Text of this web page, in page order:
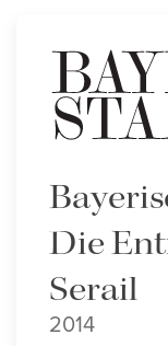
Die
Serail
2014